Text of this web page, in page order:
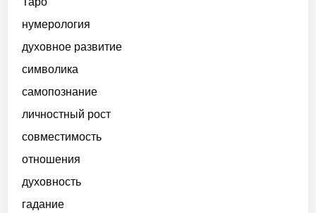
нумерология
духовное развитие
символика
самопознание
личностный рост
совместимость
отношения
духовность
гадание